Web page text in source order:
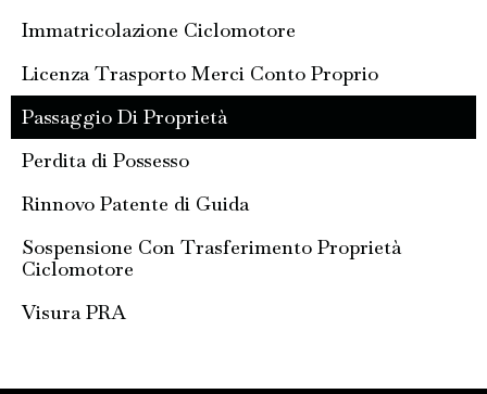
Immatricolazione Ciclomotore
Licenza Trasporto Merci Conto Proprio
Passaggio Di Proprietà
Perdita di Possesso
Rinnovo Patente di Guida
Sospensione Con Trasferimento Proprietà
Ciclomotore
Visura PRA